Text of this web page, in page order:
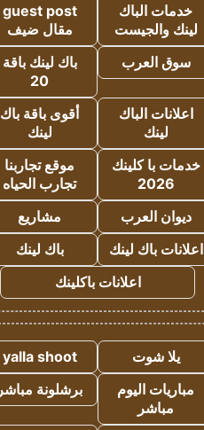
خدمات الباك
لينك والجيست
guest post
مقال ضيف
سوق العرب
باك لينك باقة
20
اعلانات الباك
لينك
أقوى باقة باك
لينك
خدمات با كلينك
2026
موقع تجاربنا
تجارب الحياه
ديوان العرب
مشاريع
اعلانات باك لينك
باك لينك
اعلانات باكلينك
يلا شوت
yalla shoot
مباريات اليوم
مباشر
برشلونة مباشر